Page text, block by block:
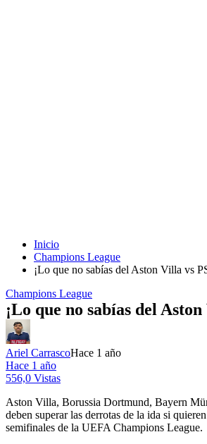
Inicio
Champions League
¡Lo que no sabías del Aston Villa vs
Champions League
¡Lo que no sabías del
Ariel CarrascoHace 1 año
Hace 1 año
556,0 Vistas
Aston Villa, Borussia Dortmund, Bayern
deben superar las derrotas de la ida si
semifinales de la UEFA Champions League.